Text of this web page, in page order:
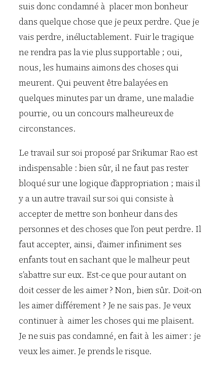
suis donc condamné à placer mon bonheur
dans quelque chose que je peux perdre. Que je
vais perdre, inéluctablement. Fuir le tragique
ne rendra pas la vie plus supportable ; oui,
nous, les humains aimons des choses qui
meurent. Qui peuvent être balayées en
quelques minutes par un drame, une maladie
pourrie, ou un concours malheureux de
circonstances.
Le travail sur soi proposé par Srikumar Rao est
indispensable : bien sûr, il ne faut pas rester
bloqué sur une logique d’appropriation ; mais il
y a un autre travail sur soi qui consiste à
accepter de mettre son bonheur dans des
personnes et des choses que l’on peut perdre. Il
faut accepter, ainsi, d’aimer infiniment ses
enfants tout en sachant que le malheur peut
s’abattre sur eux. Est-ce que pour autant on
doit cesser de les aimer ? Non, bien sûr. Doit-on
les aimer différement ? Je ne sais pas. Je veux
continuer à aimer les choses qui me plaisent.
Je ne suis pas condamné, en fait à les aimer : je
veux les aimer. Je prends le risque.